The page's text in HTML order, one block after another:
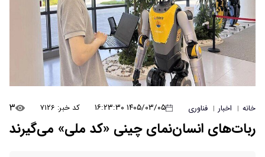
خانه | اخبار | فناوری ۱۴۰۵/۰۳/۰۵ ۱۶:۲۳:۳۰ کد خبر: ۷۱۲۶ ۳
ربات‌های انسان‌نمای چینی «کد ملی» می‌گیرند